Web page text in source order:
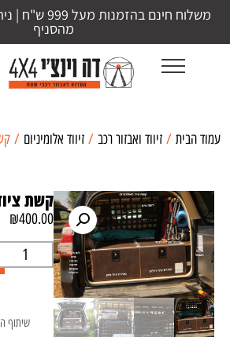
משלוח חינם
מהסניף
עמוד הבית / זיווד ואבזור רכב / זיווד אלומיניום /
קשת
₪400.00
שיתוף